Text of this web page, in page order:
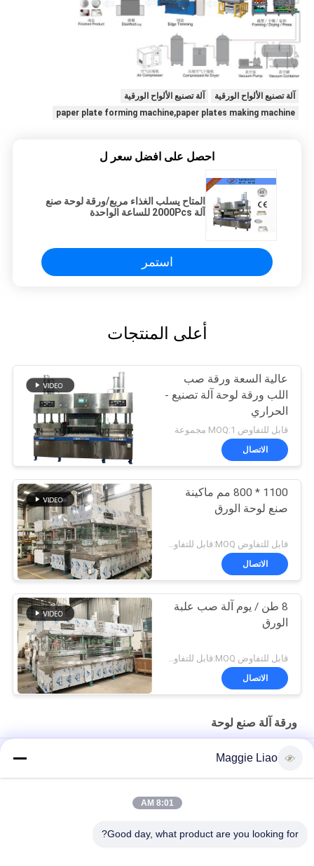
آلة تصنيع الألواح الورقية
آلة تصنيع الألواح الورقية
paper plate forming machine,paper plates making machine
احصل على افضل سعر ل
المتاح يسلب الغذاء مربع/ورقة لوحة صنع
آلة 2000Pcs للساعة الواحدة
استمر
أعلى المنتجات
عالية السعة ورقة صب
اللب ورقة لوحة آلة تصنيع -
الحراري
قابل للتفاوض MOQ:1 مجموعة
الاتصال
1100 * 800 مم ماكينة
صنع لوحة الورق
قابل للتفاوض MOQ:قابل للتفاوض
الاتصال
8 طن / يوم آلة صب علبة
الورق
الاتصال
ورقة آلة صنع لوحة
ساعةMaggie Liao
8:01 AM
Good day, what product are you looking for?